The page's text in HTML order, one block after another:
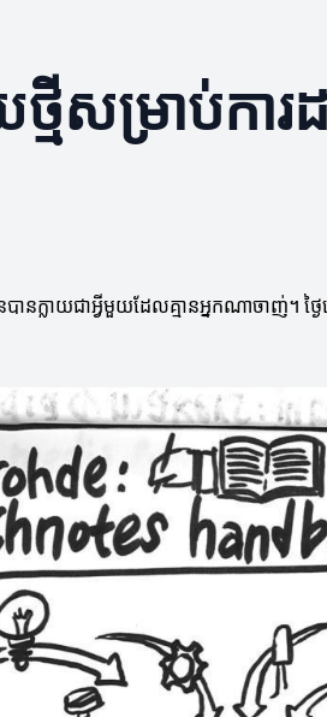
សម្រាប់ការ
នក្លាយជាអ្វីមួយដែលគ្មានអ្នកណាចាញ់។